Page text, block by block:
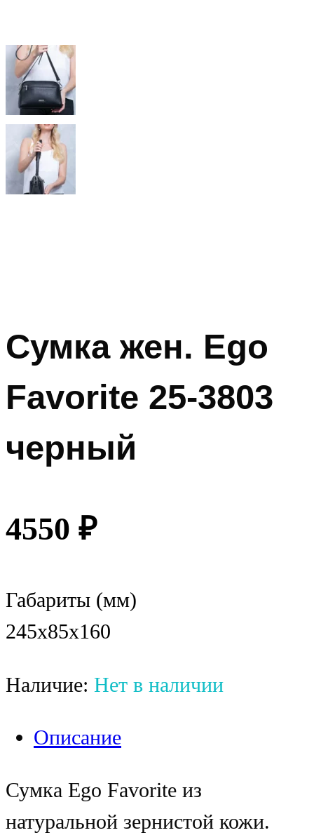
Сумка жен. Ego
Favorite 25-3803
черный
4550 ₽
Габариты (мм)
245x85x160
Наличие: Нет в наличии
Описание
Сумка Ego Favorite из
натуральной зернистой кожи.